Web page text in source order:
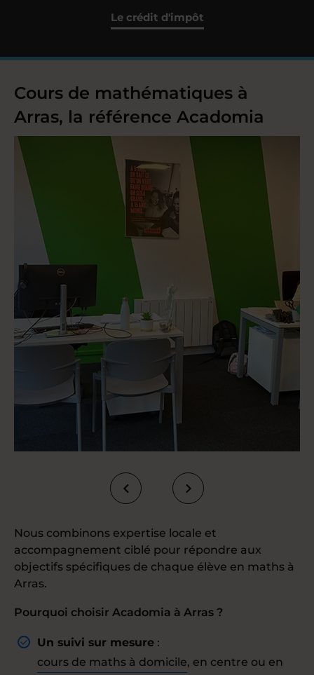
Le crédit d'impôt
Cours de mathématiques à
Arras, la référence Acadomia
Nous combinons expertise locale et
accompagnement ciblé pour répondre aux
objectifs spécifiques de chaque élève en maths à
Arras.
Pourquoi choisir Acadomia à Arras ?
Un suivi sur mesure :
cours de maths à domicile, en centre ou en